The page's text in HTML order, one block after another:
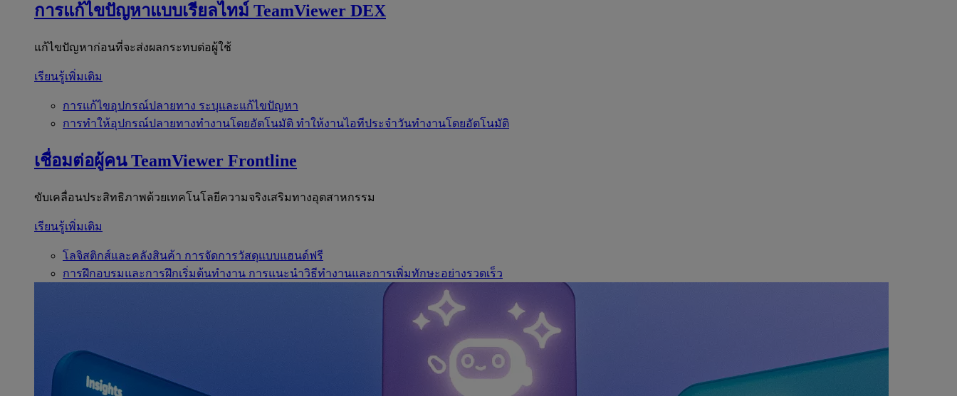
การแก้ไขปัญหาแบบเรียลไทม์ TeamViewer DEX
แก้ไขปัญหาก่อนที่จะส่งผลกระทบต่อผู้ใช้
เรียนรู้เพิ่มเติม
การแก้ไขอุปกรณ์ปลายทาง ระบุและแก้ไขปัญหา
การทำให้อุปกรณ์ปลายทางทำงานโดยอัตโนมัติ ทำให้งานไอทีประจำวันทำงานโดยอัตโนมัติ
เชื่อมต่อผู้คน TeamViewer Frontline
ขับเคลื่อนประสิทธิภาพด้วยเทคโนโลยีความจริงเสริมทางอุตสาหกรรม
เรียนรู้เพิ่มเติม
โลจิสติกส์และคลังสินค้า การจัดการวัสดุแบบแฮนด์ฟรี
การฝึกอบรมและการฝึกเริ่มต้นทำงาน การแนะนำวิธีทำงานและการเพิ่มทักษะอย่างรวดเร็ว